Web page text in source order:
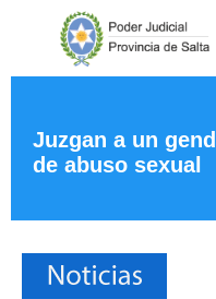
Juzgan a un
de abuso sexual